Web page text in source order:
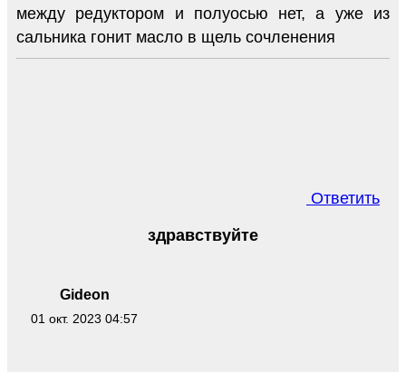
между редуктором и полуосью нет, а уже из
сальника гонит масло в щель сочленения
Ответить
Gideon
01 окт. 2023 04:57
здравствуйте